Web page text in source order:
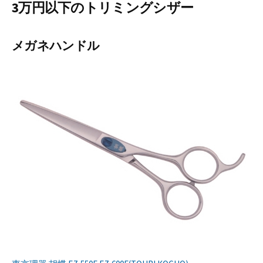
3万円以下のトリミングシザー
メガネハンドル